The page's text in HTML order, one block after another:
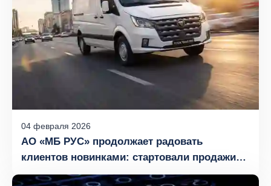
04 февраля 2026
АО «МБ РУС» продолжает радовать
клиентов новинками: стартовали продажи
нового FOTON TOANO PRO в России